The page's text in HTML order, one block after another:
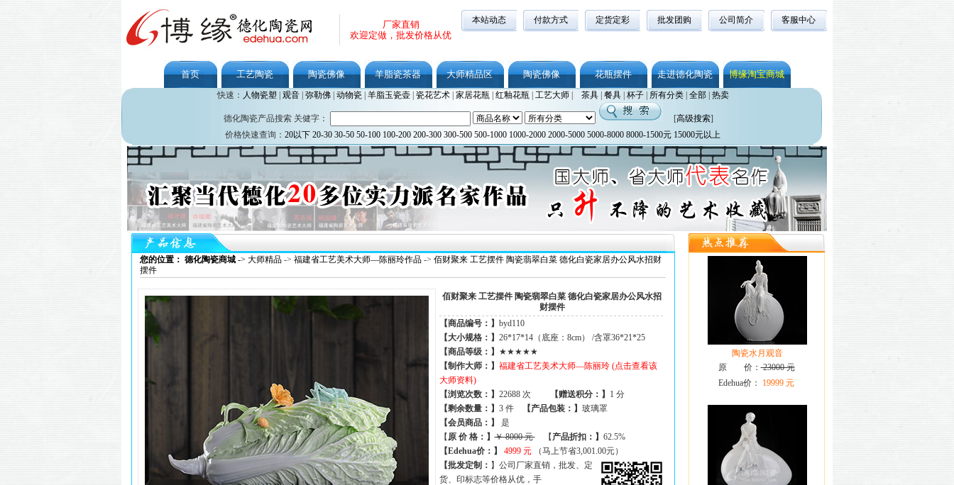
厂家直销
欢迎定做，批发价格从优
本站动态 付款方式 定货定彩 批发团购 公司简介 客服中心
首页 工艺陶瓷 陶瓷佛像 羊脂瓷茶器 大师精品区 陶瓷佛像 花瓶摆件 走进德化陶瓷 博缘淘宝商城
快速： 人物瓷塑 观音| 弥勒佛| 动物瓷| 羊脂玉瓷壶| 瓷花艺术| 家居花瓶| 红釉花瓶| 工艺大师| 茶具| 餐具| 杯子| 所有分类| 全部| 热卖
德化陶瓷产品搜索 关健字： [高级搜索]
价格快速查询： 20以下 20-30 30-50 50-100 100-200 200-300 300-500 500-1000 1000-2000 2000-5000 5000-8000 8000-1500元 15000元以上
您的位置： 德化陶瓷商城 -> 大师精品 -> 福建省工艺美术大师—陈丽玲作品 -> 佰财聚来 工艺摆件 陶瓷翡翠白菜 德化白瓷家居办公风水招财
摆件
佰财聚来 工艺摆件 陶瓷翡翠白菜 德化白瓷家居办公风水招
财摆件
【商品编号：】 byd110
【大小规格：】 26*17*14（底座：8cm） /含罩36*21*25
【商品等级：】
★★★★★
【制作大师：】 福建省工艺美术大师—陈丽玲 (点击查看该
大师资料)
【浏览次数：】 22688 次 【赠送积分：】
1 分
【剩余数量：】 3 件【产品包装：】 玻璃罩
【会员商品： 】
是
【 原 价 格： 】￥ 8000 元【 产品折扣： 】 62.5%
【Edehua价：】
4999 元
（马上节省3,001.00元）
【批发定制： 】公司厂家直销，批发、定
货、印标志等价格从优，手
陶瓷水月观音
原 价：23000 元
Edehua价：
19999 元